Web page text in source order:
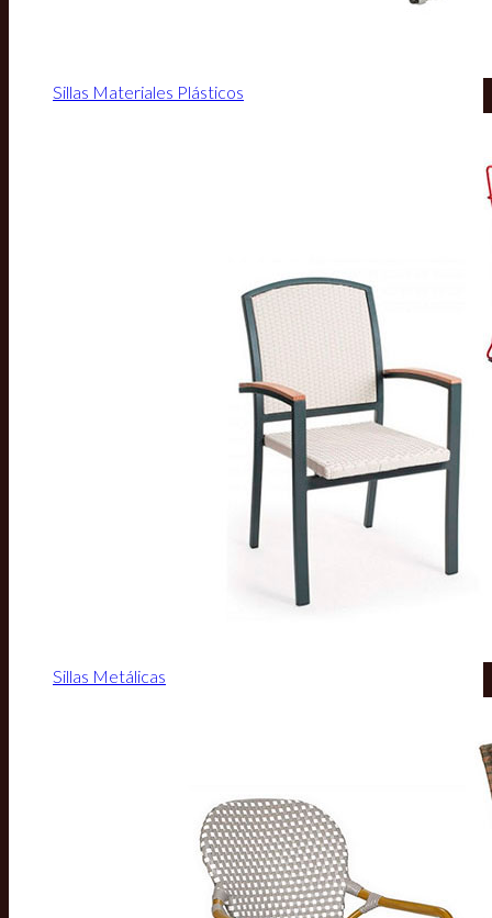
Sillas Materiales Plásticos
Sillas Metálicas